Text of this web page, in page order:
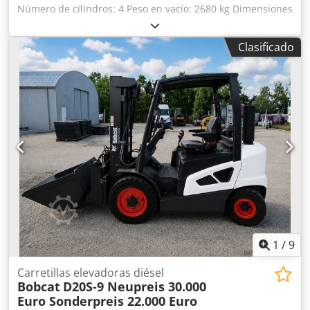
Número de cilindros: 4 Peso en vacío: 2680 kg Dimensiones
(largo x ancho x alto): 337 x 172 x 197 cm Sistema de
cambio rápido: sí Codpfxszrv Ulo Aproha Peso propio: 2680
kg Dimensiones de transporte: 3378 x 1727 x 1972 mm
Marca y modelo del motor: Kubota V2403 Potencia: 36,5 kW
/ 48,9 CV Cilindros: 4 Tamaño de los neumáticos: ruedas
delanteras y traseras: 30x10-16 Ancho de la pala: 1730 mm
Equipamiento: sistema de cambio rápido mecánico
Función adicional: Sin certificación ni registro CE Sin
documentación
Clasificado
1 /9
Carretillas elevadoras diésel
Bobcat D20S-9 Neupreis 30.000
Euro Sonderpreis 22.000 Euro